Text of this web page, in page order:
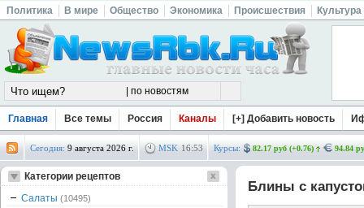
Политика В мире Общество Экономика Происшествия Культура
Главная Все темы Россия Каналы [+] Добавить новость
Сегодня: 9 августа 2026 г. MSK 16:53 Курсы: 82.17 руб (+0.76) 94.84
Блины с
Категории рецептов
Салаты (10495)